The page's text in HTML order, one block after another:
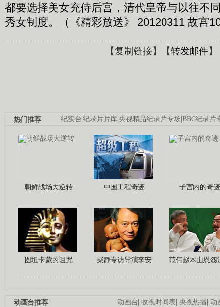
都要选择美女充侍后宫，清代皇帝与以往不
秀女制度。（《精彩放送》 20120311 故宫
【复制链接】【转发邮件】
纪实台|纪录片片库|央视精品纪录片专场|BBC纪录片
热门推荐
朝鲜战场大逆转 中国工程奇迹 子宫内的奇迹
图坦卡蒙的诅咒 柴静专访导演李安 范伟赵本山恩怨
动画台| 收视时间表| 央视热播| 动
动画台推荐